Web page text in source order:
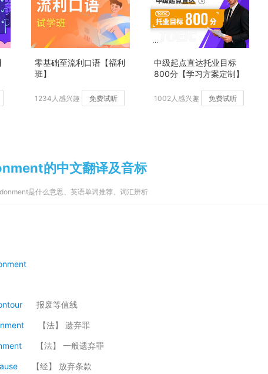
零基础至流利口语【福利
班】
1234人感兴趣 免费试听
中级起点直达托业目标
800分【学习方案定制】
1002人感兴趣 免费试听
的中文翻译及音标
是什么意思、英语单词推荐、词汇辨析
报废等值线
【法】 遗弃罪
【法】 一般遗弃罪
【经】 放弃条款